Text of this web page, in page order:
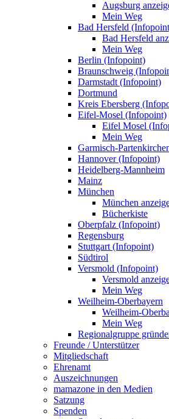
Augsburg
Mein Weg
Bad Hersfeld
Bad Hersfeld
Mein Weg
Berlin (Infopoint)
Braunschweig
Darmstadt (Infopoint)
Dortmund
Kreis Ebersberg
Eifel-Mosel (Infopoint)
Eifel Mosel
Mein Weg
Garmisch-
Hannover (Infopoint)
Heidelberg-Mannheim
Mainz
München
München
Bücherkiste
Oberpfalz (Infopoint)
Regensburg
Stuttgart (Infopoint)
Südtirol
Versmold (Infopoint)
Versmold
Mein Weg
Weilheim-Oberbayern
Weilheim-
Mein Weg
Regionalgruppe
Freunde / Unterstützer
Mitgliedschaft
Ehrenamt
Auszeichnungen
mamazone in den Medien
Satzung
Spenden